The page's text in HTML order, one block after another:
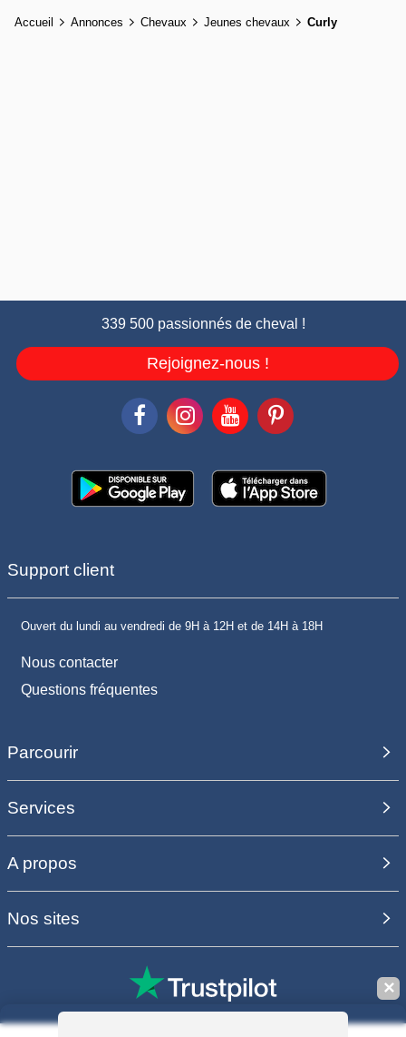
Accueil Annonces Chevaux Jeunes chevaux Curly
339 500 passionnés de cheval !
Rejoignez-nous !
Support client
Ouvert du lundi au vendredi de 9H à 12H et de 14H à 18H
Nous contacter
Questions fréquentes
Parcourir
Services
A propos
Nos sites
✕